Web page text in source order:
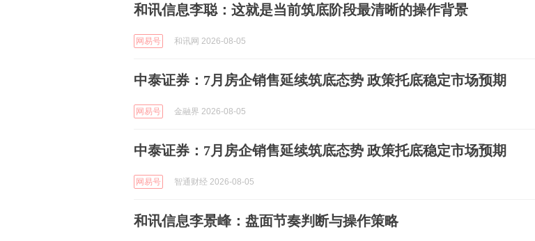
和讯信息李聪：这就是当前筑底阶段最清晰的操作背景
网易号 和讯网 2026-08-05
中泰证券：7月房企销售延续筑底态势 政策托底稳定市场预期
网易号 金融界 2026-08-05
中泰证券：7月房企销售延续筑底态势 政策托底稳定市场预期
网易号 智通财经 2026-08-05
和讯信息李景峰：盘面节奏判断与操作策略